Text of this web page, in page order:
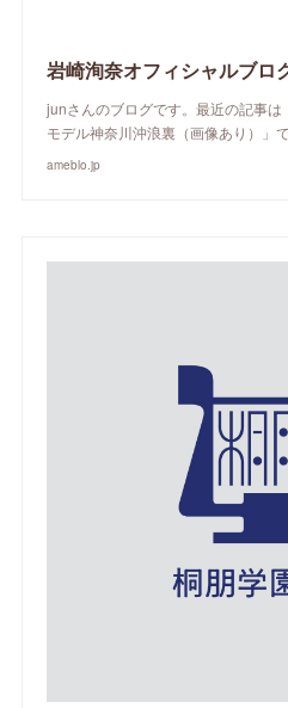
岩崎洵奈オフィシャルブロ
junさんのブログです。最近の記事
モデル神奈川沖浪裏（画像あり）」で
ameblo.jp